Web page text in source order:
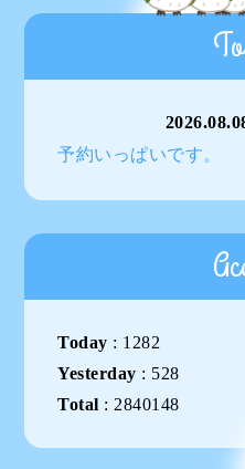
予約いっぱいです。
Today : 1282
Yesterday : 528
Total :2840148